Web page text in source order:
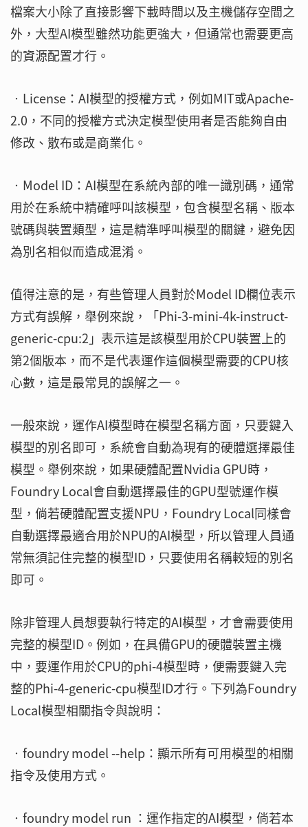
檔案大小除了直接影響下載時間以及主機儲存空間之
外，大型AI模型雖然功能更強大，但通常也需要更高
的資源配置才行。
‧License：AI模型的授權方式，例如MIT或Apache-
2.0，不同的授權方式決定模型使用者是否能夠自由
修改、散布或是商業化。
‧Model ID：AI模型在系統內部的唯一識別碼，通常
用於在系統中精確呼叫該模型，包含模型名稱、版本
號碼與裝置類型，這是精準呼叫模型的關鍵，避免因
為別名相似而造成混淆。
值得注意的是，有些管理人員對於Model ID欄位表示
方式有誤解，舉例來說，「Phi-3-mini-4k-instruct-
generic-cpu:2」表示這是該模型用於CPU裝置上的
第2個版本，而不是代表運作這個模型需要的CPU核
心數，這是最常見的誤解之一。
一般來說，運作AI模型時在模型名稱方面，只要鍵入
模型的別名即可，系統會自動為現有的硬體選擇最佳
模型。舉例來說，如果硬體配置Nvidia GPU時，
Foundry Local會自動選擇最佳的GPU型號運作模
型，倘若硬體配置支援NPU，Foundry Local同樣會
自動選擇最適合用於NPU的AI模型，所以管理人員通
常無須記住完整的模型ID，只要使用名稱較短的別名
即可。
除非管理人員想要執行特定的AI模型，才會需要使用
完整的模型ID。例如，在具備GPU的硬體裝置主機
中，要運作用於CPU的phi-4模型時，便需要鍵入完
整的Phi-4-generic-cpu模型ID才行。下列為Foundry
Local模型相關指令與說明：
‧foundry model --help：顯示所有可用模型的相關
指令及使用方式。
‧foundry model run ：運作指定的AI模型，倘若本